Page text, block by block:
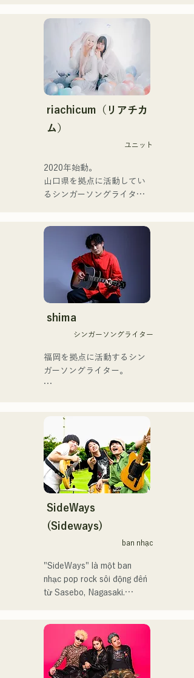
bao gồm acoustic, track và
band mixing.
Họ được hỗ trợ trong các
bản thu âm và biểu diễn
trực tiếp bởi CHOYO
(Keyboard/Guitar) của
Zigzaguzu, Taisei (Trống)
trước đây của meow, Yuya
Suehiro (Guitar) của the
của xanadoo.
[ĐĨA ĐƠN MỚI]
World is Love," sẽ được
phát hành vào ngày 25
tháng 6 năm 2025.
家族で音楽を楽しむミュー
ジックファミリー。
10代後半にアメリカへ4年
半留学。
現在はLOVE FMの"music
×serendipity"でラジオDJを
務める。
デルやタレントとしても活
躍中。世界的有名なオーデ
ゴットタレント」で日本人
の芸人史上初のゴールデン
ブザーを獲得し、その後ス
もゴールデンブザーを獲得
した、ノボせもんなべの応
援歌「ゴールデンブザー」
や、アメリカ留学時代の心
友とコライトした本格的カ
ントリーソング「Life Goes
それらの楽曲を揃えた自身
初のフルアルバム「ONE
2025.12.31にリリースし、
iTunesカントリーアルバム
て」、FBS「福岡く
ん。」、「発見らくちゃ
く！」やFUKUOKA
STREET PARTY、
Hannibal Halloween Music
Festival ,sunset live2019、
鷹祭Summer Boostイベン
トステージにも出演。MCと
してはRugby World
cup2019 Public viewing、競
輪日本一ダービーの場内ア
ナウンス、ラグビー女子日
本代表世界大会スタジアム
滑走屋場内アナウンス、ク
リスマスアドベント、イス
ラデサルサ、福岡ウィニン
グスピリッツのスタジアム
riachicum（リアチカ
ム）
ユニット
2020年始動。
山口県を拠点に活動してい
るシンガーソングライター
ユニット
コロナ禍に入り、音楽で山
口県を盛り上げたいという
思いからユニットを始動。
当初は動画配信サイトでの
活動のみだったが、2020年
12月より、山口県の地元イ
地元音楽イベントやライブ
ハウスを中心にパフォーマ
ンスをしている。
shima
シンガーソングライター
福岡を拠点に活動するシン
ガーソングライター。
ードの繊細さを併せ持つ楽
曲を届けている。
コンセプトは、「等身大の
ままで。僕とあなたのため
の音楽を。」気持ちが落ち
まう時こそ聴いてほしい。
自分自身も迷いや葛藤を抱
作り物ではなく、ありのま
まの感情や言葉をそのまま
音楽にしている。
2024年10月より音楽活動を
福岡を中心にブッキングラ
イブや路上ライブなど精力
SideWays
(Sideways)
ban nhạc
"SideWays" là một ban
nhạc pop rock sôi động đến
từ Sasebo, Nagasaki.
phát hành EP mới "Yume
Sen'ya" và bắt đầu chuyến
lưu diễn toàn quốc.